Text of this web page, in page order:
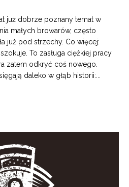
już dobrze poznany temat w
małych browarów, często
już pod strzechy. Co więcej:
To zasługa ciężkiej pracy
zatem odkryć coś nowego.
daleko w głąb historii:...